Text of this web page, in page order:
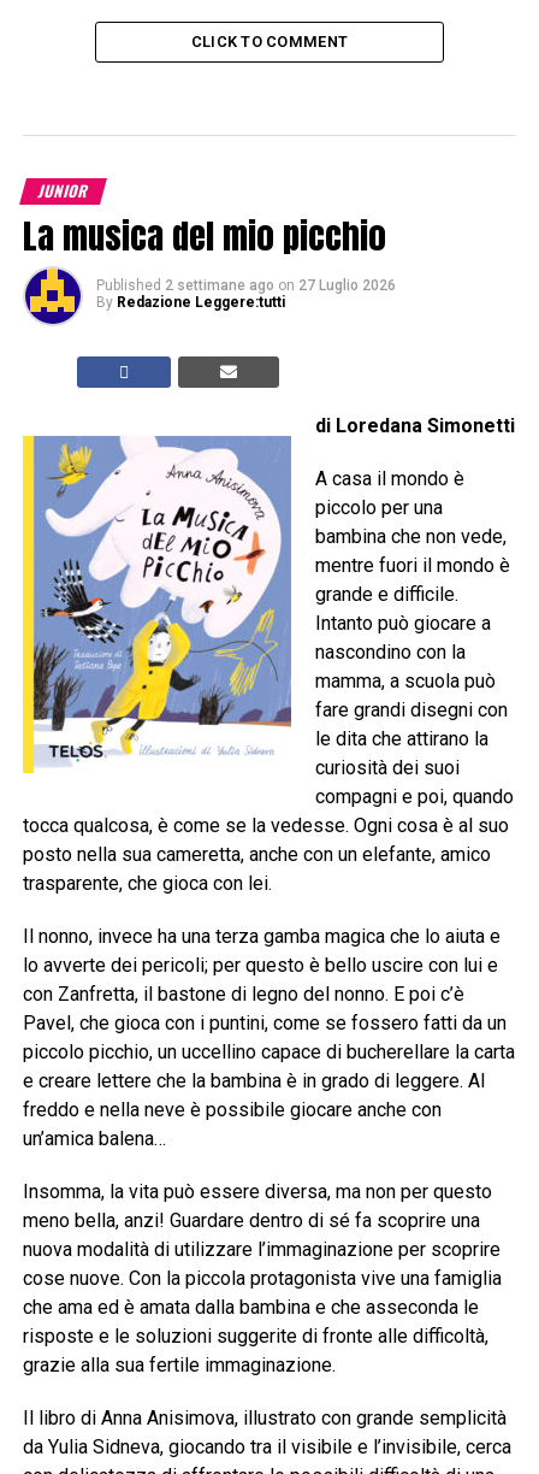
CLICK TO COMMENT
JUNIOR
La musica del mio picchio
Published 2 settimane ago on 27 Luglio 2026
By Redazione Leggere:tutti
di Loredana Simonetti
A casa il mondo è
piccolo per una
bambina che non vede,
mentre fuori il mondo è
grande e difficile.
Intanto può giocare a
nascondino con la
mamma, a scuola può
fare grandi disegni con
le dita che attirano la
curiosità dei suoi
compagni e poi, quando
tocca qualcosa, è come se la vedesse. Ogni cosa è al suo
posto nella sua cameretta, anche con un elefante, amico
trasparente, che gioca con lei.
Il nonno, invece ha una terza gamba magica che lo aiuta e
lo avverte dei pericoli; per questo è bello uscire con lui e
con Zanfretta, il bastone di legno del nonno. E poi c’è
Pavel, che gioca con i puntini, come se fossero fatti da un
piccolo picchio, un uccellino capace di bucherellare la carta
e creare lettere che la bambina è in grado di leggere. Al
freddo e nella neve è possibile giocare anche con
un’amica balena…
Insomma, la vita può essere diversa, ma non per questo
meno bella, anzi! Guardare dentro di sé fa scoprire una
nuova modalità di utilizzare l’immaginazione per scoprire
cose nuove. Con la piccola protagonista vive una famiglia
che ama ed è amata dalla bambina e che asseconda le
risposte e le soluzioni suggerite di fronte alle difficoltà,
grazie alla sua fertile immaginazione.
Il libro di Anna Anisimova, illustrato con grande semplicità
da Yulia Sidneva, giocando tra il visibile e l’invisibile, cerca